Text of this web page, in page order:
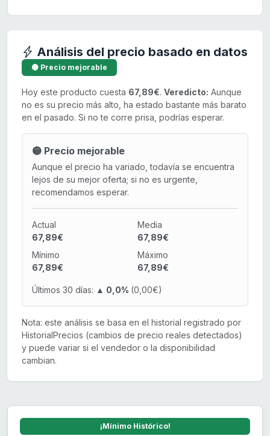
Análisis del precio basado en datos
🟡 Precio mejorable
Hoy este producto cuesta 67,89€. Veredicto: Aunque
no es su precio más alto, ha estado bastante más barato
en el pasado. Si no te corre prisa, podrías esperar.
🟡 Precio mejorable
Aunque el precio ha variado, todavía se encuentra
lejos de su mejor oferta; si no es urgente,
recomendamos esperar.
Actual
67,89€
Media
67,89€
Mínimo
67,89€
Máximo
67,89€
Últimos 30 días: ▲ 0,0% (0,00€)
Nota: este análisis se basa en el historial registrado por
HistorialPrecios (cambios de precio reales detectados)
y puede variar si el vendedor o la disponibilidad
cambian.
¡Mínimo Histórico!